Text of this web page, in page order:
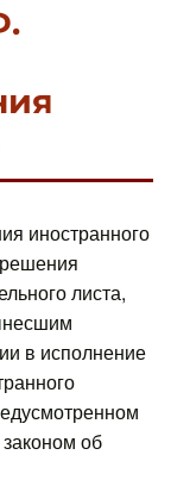
иностранного
листа,
в исполнение
об